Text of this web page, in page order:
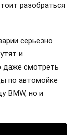
разобраться
серьезно
и
даже смотреть
по автомойке
BMW, но и